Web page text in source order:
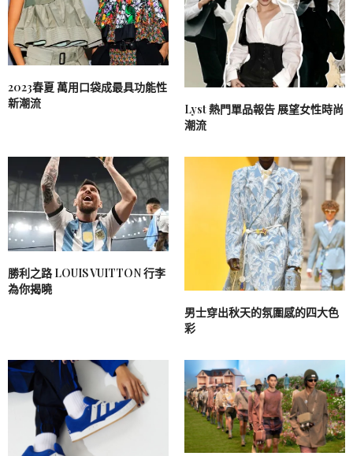
2023春夏 萬用口袋成最具功能性
新潮流
Lyst 熱門單品報告 展望女性時尚
潮流
勝利之路 LOUIS VUITTON 行李
為你揭曉
男士穿出秋天的氛圍感的四大色
彩